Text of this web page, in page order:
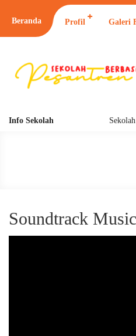
Beranda Profil Galeri
Info Sekolah Sekolah
Soundtrack